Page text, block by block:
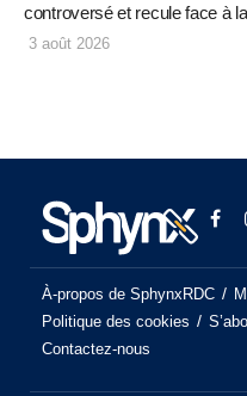
controversé et recule face à
3 août 2026
À-propos de SphynxRDC
Politique des cookies
Contactez-nous